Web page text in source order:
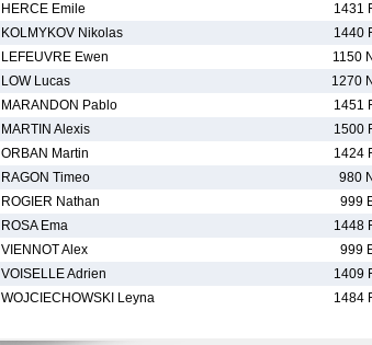
HERCE Emile 1431
KOLMYKOV Nikolas 1440
LEFEUVRE Ewen 1150 N
LOW Lucas 1270 N
MARANDON Pablo 1451
MARTIN Alexis 1500
ORBAN Martin 1424
RAGON Timeo 980 N
ROGIER Nathan 999
ROSA Ema 1448
VIENNOT Alex 999
VOISELLE Adrien 1409
WOJCIECHOWSKI Leyna 1484